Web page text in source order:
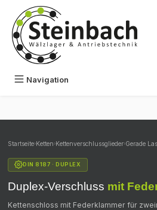
Zum Hauptinhalt springen
Navigation
Startseite›Ketten›Kettenverschlussglieder›Gerade
DIN 8187 · DUPLEX
Duplex-Verschluss mit
Kettenschloss mit Federklammer für